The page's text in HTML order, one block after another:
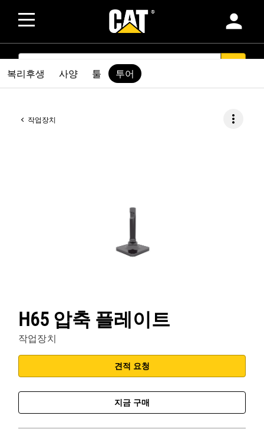
person
SEARCH
작업장치 more_vert
H65 압축 플레이트
작업장치
견적 요청
지금 구매
복리후생 사양 툴 투어